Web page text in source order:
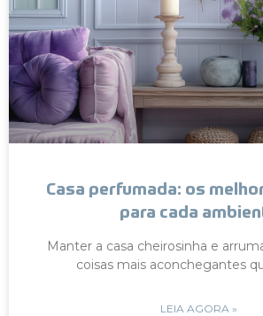
Casa perfumada: os
para cada
Manter a casa cheirosinha e
coisas mais aconchegantes
LEIA AGORA »